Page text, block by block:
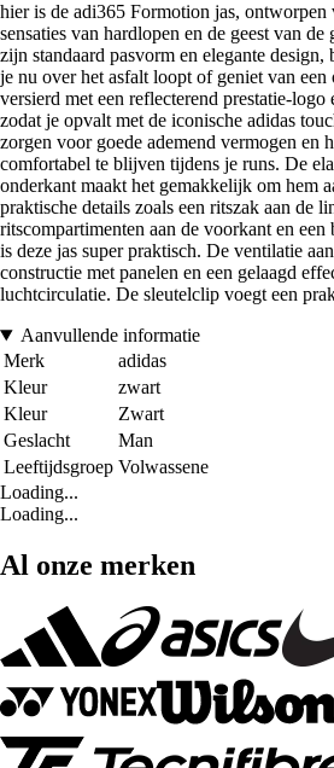
hier is de adi365 Formotion jas, ontworpen
sensaties van hardlopen en de geest van
zijn standaard pasvorm en elegante
je nu over het asfalt loopt of geniet van een
versierd met een reflecterend prestatie-logo
zodat je opvalt met de iconische adidas
zorgen voor goede ademend vermogen en
comfortabel te blijven tijdens je runs. De
onderkant maakt het gemakkelijk om hem
praktische details zoals een ritszak aan de
ritscompartimenten aan de voorkant en
is deze jas super praktisch. De ventilatie
constructie met panelen en een gelaagd
luchtcirculatie. De sleutelclip voegt een
Aanvullende informatie
Merk
adidas
Kleur
zwart
Kleur
Zwart
Geslacht
Man
Leeftijdsgroep Volwassene
Loading...
Loading...
Al onze merken